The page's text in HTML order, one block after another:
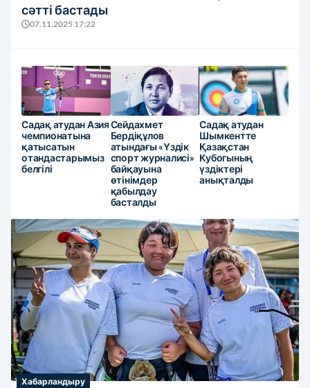
сәтті бастады
07.11.2025 17:22
Садақ атудан Азия
чемпионатына
қатысатын
отандастарымыз
белгілі
Сейдахмет
Бердіқұлов
атындағы «Үздік
спорт журналисі»
байқауына
өтінімдер
қабылдау
басталды
Садақ атудан
Шымкентте
Қазақстан
Кубогының
үздіктері
анықталды
Хабарландыру